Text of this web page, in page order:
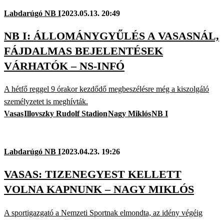
Labdarúgó NB I2023.05.13. 20:49
NB I: ÁLLOMÁNYGYŰLÉS A VASASNÁL,
FÁJDALMAS BEJELENTÉSEK
VÁRHATÓK – NS-INFÓ
A hétfő reggel 9 órakor kezdődő megbeszélésre még a kiszolgáló
személyzetet is meghívták.
VasasIllovszky Rudolf StadionNagy MiklósNB I
Labdarúgó NB I2023.04.23. 19:26
VASAS: TIZENEGYEST KELLETT
VOLNA KAPNUNK – NAGY MIKLÓS
A sportigazgató a Nemzeti Sportnak elmondta, az idény végéig